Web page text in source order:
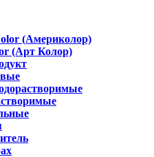
(Америколор)
(Арт Колор)